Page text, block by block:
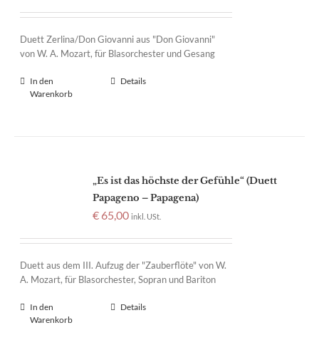
Duett Zerlina/Don Giovanni aus "Don Giovanni"
von W. A. Mozart, für Blasorchester und Gesang
In den
Warenkorb
Details
„Es ist das höchste der Gefühle“ (Duett
Papageno – Papagena)
€ 65,00 inkl. USt.
Duett aus dem III. Aufzug der "Zauberflöte" von W.
A. Mozart, für Blasorchester, Sopran und Bariton
In den
Warenkorb
Details